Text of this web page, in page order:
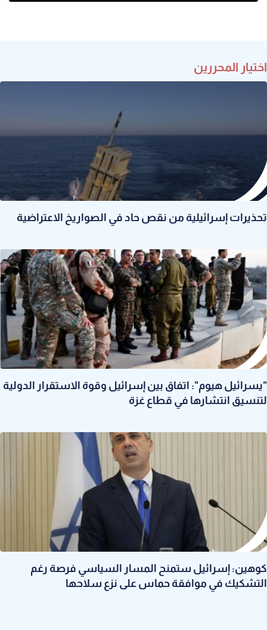
اختيار المحررين
تحذيرات إسرائيلية من نقص حاد في الصواريخ الاعتراضية
"يسرائيل هيوم": اتفاق بين إسرائيل وقوة الاستقرار الدولية
لتنسيق انتشارها في قطاع غزة
كوهين: إسرائيل ستمنح المسار السياسي فرصة رغم
التشكيك في موافقة حماس على نزع سلاحها